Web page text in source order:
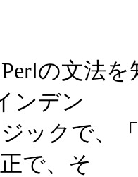
の文法を
ンデン
ックで、
で、そ